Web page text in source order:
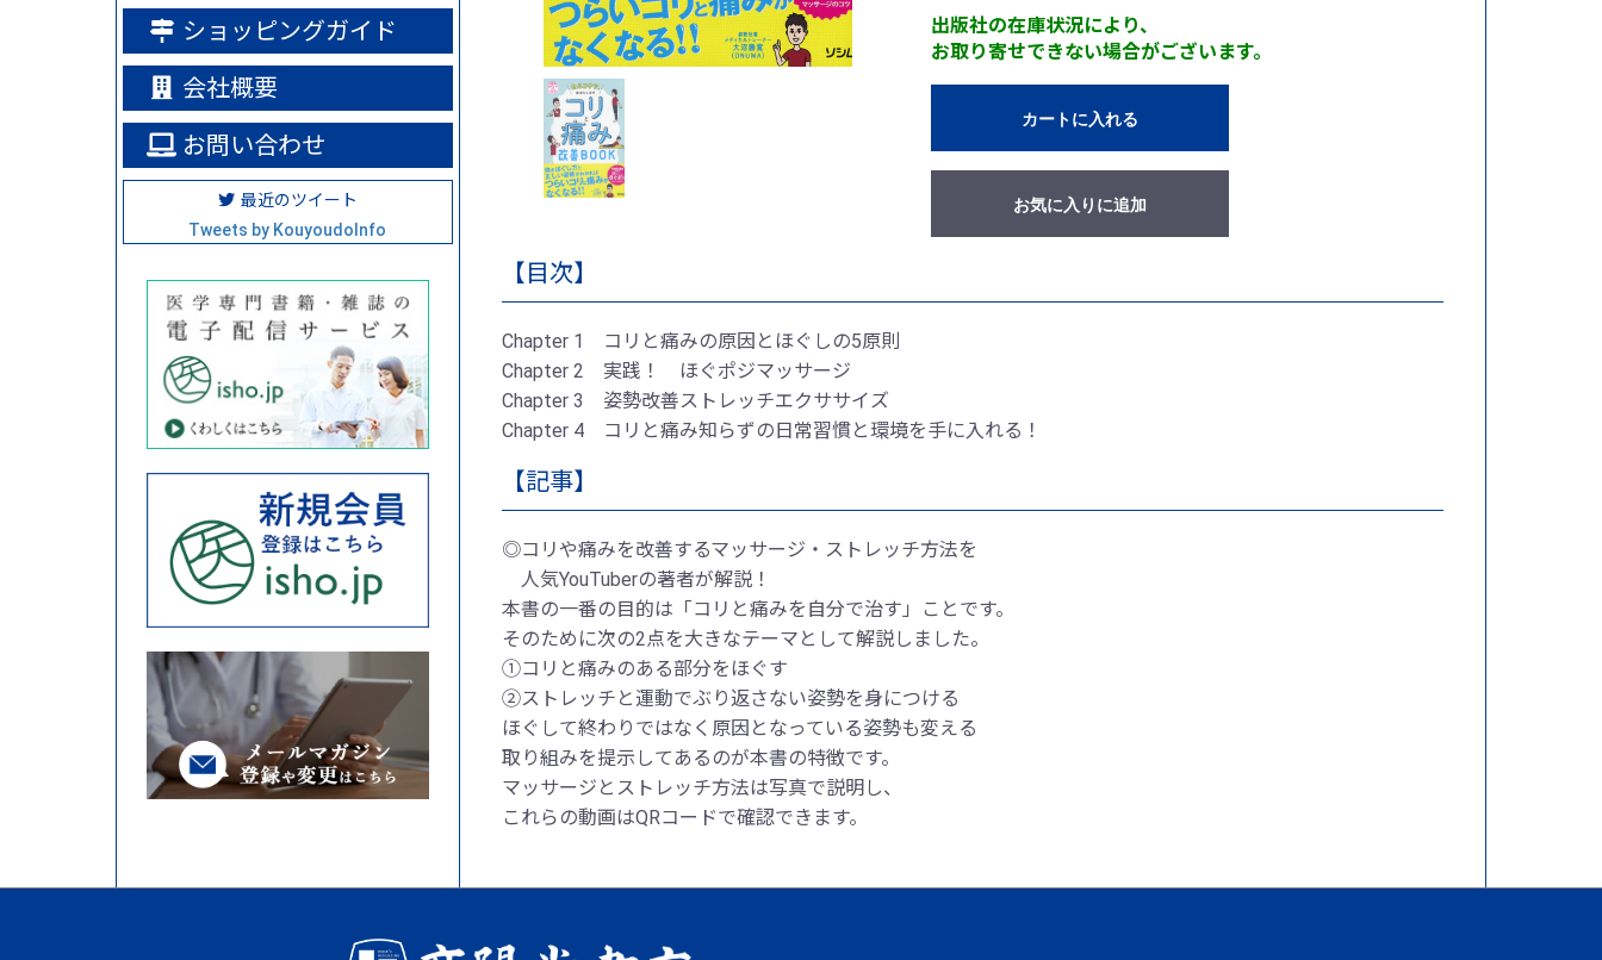
ショッピングガイド
会社概要
お問い合わせ
最近のツイート
Tweets by KouyoudoInfo
出版社の在庫状況により、
お取り寄せできない場合がございます。
カートに入れる
お気に入りに追加
【目次】
Chapter 1 コリと痛みの原因とほぐしの5原則
Chapter 2 実践！ ほぐポジマッサージ
Chapter 3 姿勢改善ストレッチエクササイズ
Chapter 4 コリと痛み知らずの日常習慣と環境を手に入れる！
【記事】
◎コリや痛みを改善するマッサージ・ストレッチ方法を
人気YouTuberの著者が解説！
本書の一番の目的は「コリと痛みを自分で治す」ことです。
そのために次の2点を大きなテーマとして解説しました。
①コリと痛みのある部分をほぐす
②ストレッチと運動でぶり返さない姿勢を身につける
ほぐして終わりではなく原因となっている姿勢も変える
取り組みを提示してあるのが本書の特徴です。
マッサージとストレッチ方法は写真で説明し、
これらの動画はQRコードで確認できます。